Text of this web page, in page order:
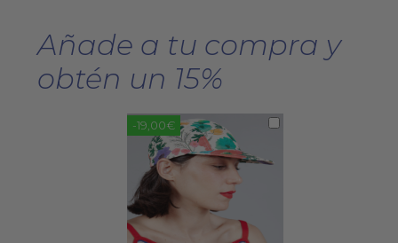
Añade a tu compra y
obtén un 15%
-19,00€